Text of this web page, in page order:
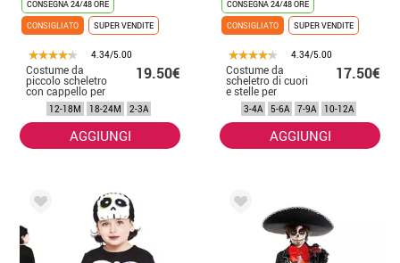
CONSEGNA 24/48 ORE
CONSIGLIATO
SUPER VENDITE
4.34/5.00
Costume da
piccolo scheletro
con cappello per
bebè
19.50€
12-18M 18-24M 2-3A
AGGIUNGI
CONSEGNA 24/48 ORE
CONSIGLIATO
SUPER VENDITE
4.34/5.00
Costume da
scheletro di cuori
e stelle per
bambina
17.50€
3-4A 5-6A 7-9A 10-12A
AGGIUNGI